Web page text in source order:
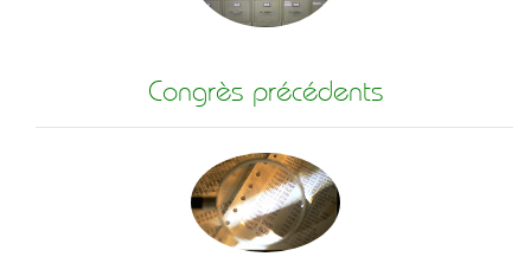
Congrès précédents